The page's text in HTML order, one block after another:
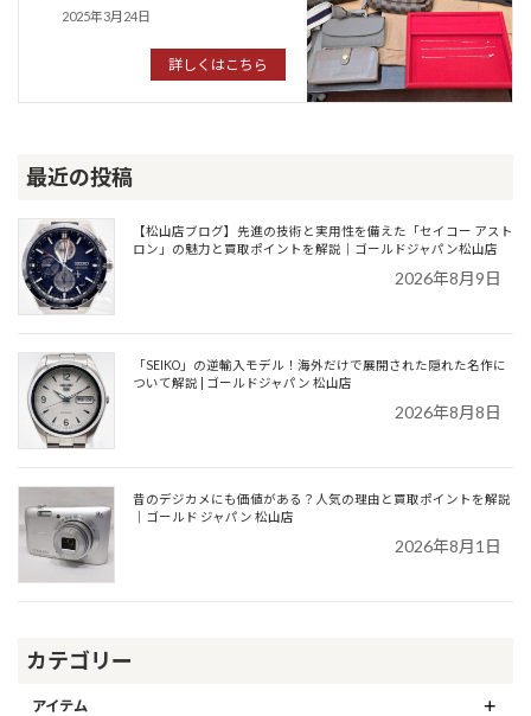
2025年3月24日
詳しくはこちら
最近の投稿
【松山店ブログ】先進の技術と実用性を備えた「セイコー アスト
ロン」の魅力と買取ポイントを解説｜ゴールドジャパン松山店
2026年8月9日
「SEIKO」の逆輸入モデル！海外だけで展開された隠れた名作に
ついて解説 | ゴールドジャパン 松山店
2026年8月8日
昔のデジカメにも価値がある？人気の理由と買取ポイントを解説
｜ゴールド ジャパン 松山店
2026年8月1日
カテゴリー
アイテム